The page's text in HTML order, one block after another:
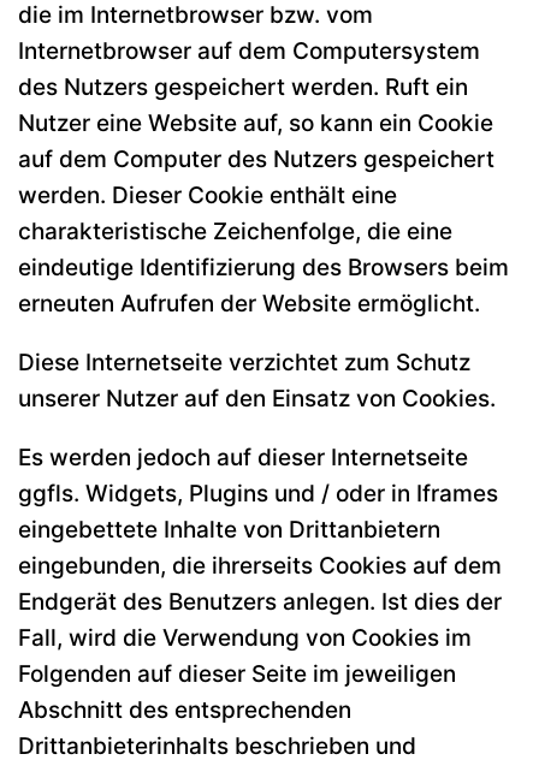
die im Internetbrowser bzw. vom
Internetbrowser auf dem Computersystem
des Nutzers gespeichert werden. Ruft ein
Nutzer eine Website auf, so kann ein Cookie
auf dem Computer des Nutzers gespeichert
werden. Dieser Cookie enthält eine
charakteristische Zeichenfolge, die eine
eindeutige Identifizierung des Browsers beim
erneuten Aufrufen der Website ermöglicht.
Diese Internetseite verzichtet zum Schutz
unserer Nutzer auf den Einsatz von Cookies.
Es werden jedoch auf dieser Internetseite
ggfls. Widgets, Plugins und / oder in Iframes
eingebettete Inhalte von Drittanbietern
eingebunden, die ihrerseits Cookies auf dem
Endgerät des Benutzers anlegen. Ist dies der
Fall, wird die Verwendung von Cookies im
Folgenden auf dieser Seite im jeweiligen
Abschnitt des entsprechenden
Drittanbieterinhalts beschrieben und